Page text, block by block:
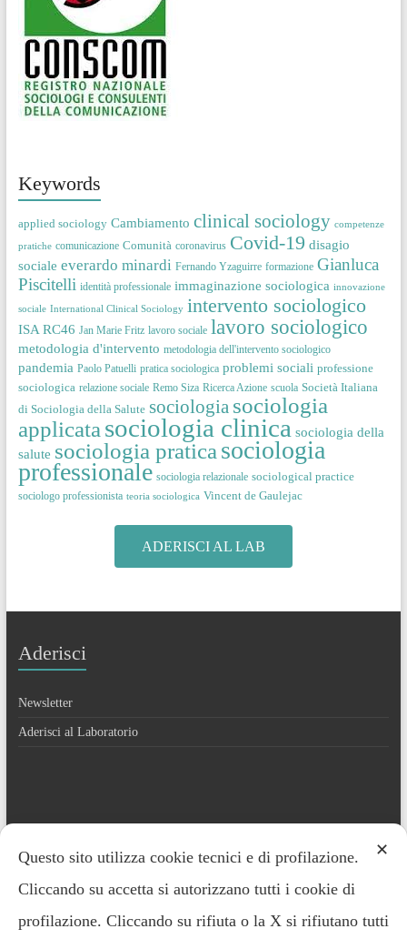
Keywords
applied sociology Cambiamento clinical sociology competenze
pratiche comunicazione Comunità coronavirus Covid-19 disagio
sociale everardo minardi Fernando Yzaguirre formazione Gianluca
Piscitelli identità professionale immaginazione sociologica innovazione
sociale International Clinical Sociology intervento sociologico
ISA RC46 Jan Marie Fritz lavoro sociale lavoro sociologico
metodologia d'intervento metodologia dell'intervento sociologico
pandemia Paolo Patuelli pratica sociologica problemi sociali professione
sociologica relazione sociale Remo Siza Ricerca Azione scuola Società Italiana
di Sociologia della Salute sociologia sociologia
applicata sociologia clinica sociologia della
salute sociologia pratica sociologia
professionale sociologia relazionale sociological practice
sociologo professionista teoria sociologica Vincent de Gaulejac
ADERISCI AL LAB
Aderisci
Newsletter
Aderisci al Laboratorio
Contatti ✕
Questo sito utilizza cookie tecnici e di profilazione.
Cliccando su accetta si autorizzano tutti i cookie di
profilazione. Cliccando su rifiuta o la X si rifiutano tutti